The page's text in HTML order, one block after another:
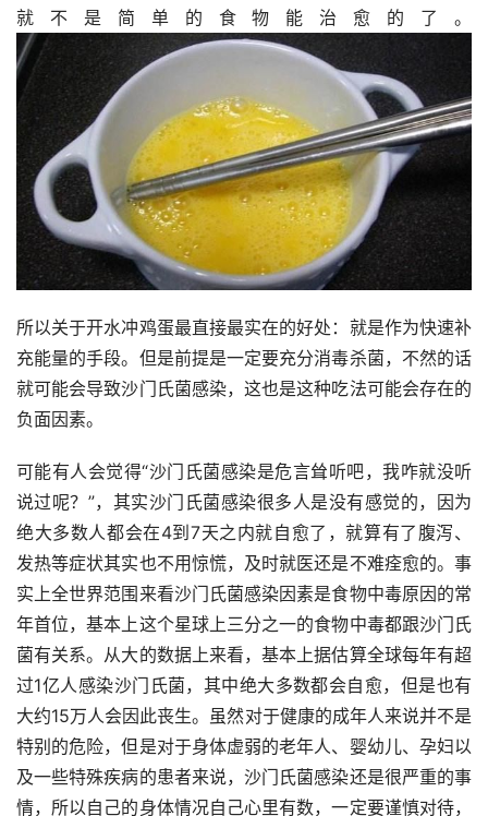
就不是简单的食物能治愈的了。
所以关于开水冲鸡蛋最直接最实在的好处：就是作为快速补
充能量的手段。但是前提是一定要充分消毒杀菌，不然的话
就可能会导致沙门氏菌感染，这也是这种吃法可能会存在的
负面因素。
可能有人会觉得“沙门氏菌感染是危言耸听吧，我咋就没听
说过呢？”，其实沙门氏菌感染很多人是没有感觉的，因为
绝大多数人都会在4到7天之内就自愈了，就算有了腹泻、
发热等症状其实也不用惊慌，及时就医还是不难痊愈的。事
实上全世界范围来看沙门氏菌感染因素是食物中毒原因的常
年首位，基本上这个星球上三分之一的食物中毒都跟沙门氏
菌有关系。从大的数据上来看，基本上据估算全球每年有超
过1亿人感染沙门氏菌，其中绝大多数都会自愈，但是也有
大约15万人会因此丧生。虽然对于健康的成年人来说并不是
特别的危险，但是对于身体虚弱的老年人、婴幼儿、孕妇以
及一些特殊疾病的患者来说，沙门氏菌感染还是很严重的事
情，所以自己的身体情况自己心里有数，一定要谨慎对待，